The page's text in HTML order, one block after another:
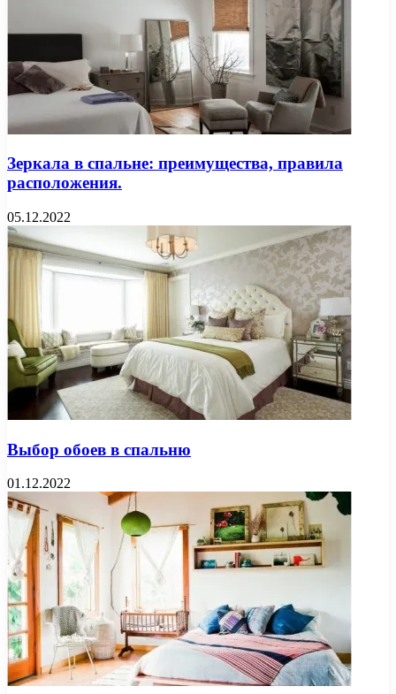
Зеркала в спальне: преимущества, правила
расположения.
05.12.2022
Выбор обоев в спальню
01.12.2022